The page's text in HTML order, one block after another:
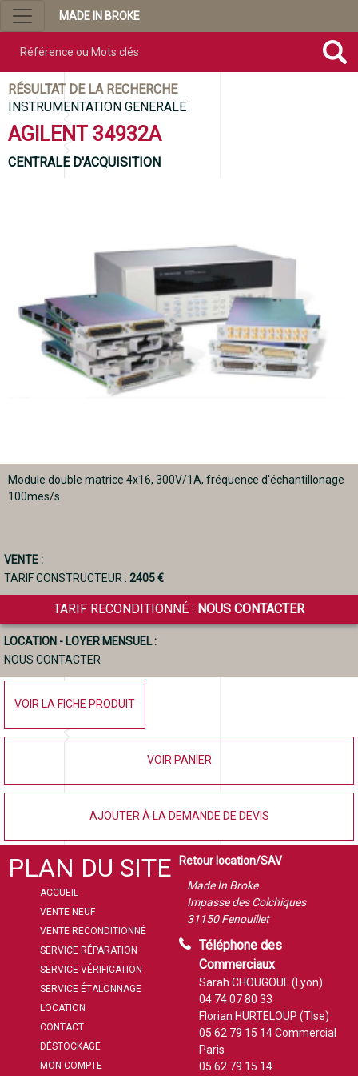
MADE IN BROKE
RÉSULTAT DE LA RECHERCHE
INSTRUMENTATION GENERALE
AGILENT 34932A
CENTRALE D'ACQUISITION
Module double matrice 4x16, 300V/1A, fréquence d'échantillonage
100mes/s
VENTE :
TARIF CONSTRUCTEUR : 2405 €
TARIF RECONDITIONNÉ : NOUS CONTACTER
LOCATION - LOYER MENSUEL :
NOUS CONTACTER
VOIR LA FICHE PRODUIT
VOIR PANIER
AJOUTER À LA DEMANDE DE DEVIS
PLAN DU SITE
ACCUEIL
VENTE NEUF
VENTE RECONDITIONNÉ
SERVICE RÉPARATION
SERVICE VÉRIFICATION
SERVICE ÉTALONNAGE
LOCATION
CONTACT
DÉSTOCKAGE
MON COMPTE
Retour location/SAV
Made In Broke
Impasse des Colchiques
31150 Fenouillet
Téléphone des
Commerciaux
Sarah CHOUGOUL (Lyon)
04 74 07 80 33
Florian HURTELOUP (Tlse)
05 62 79 15 14Commercial
Paris
05 62 79 15 14